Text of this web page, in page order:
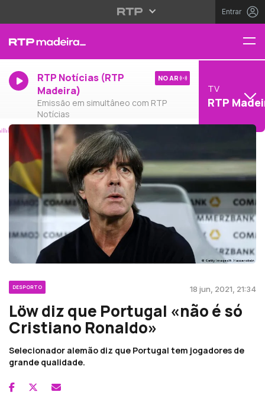
Entrar
RTP Notícias (RTP
Madeira)
Emissão em simultâneo com RTP
Notícias
NO AR
TV
RTP
DESPORTO 18 jun, 2021, 21:34
Löw diz que Portugal «não é só
Cristiano Ronaldo»
Selecionador alemão diz que Portugal tem jogadores de
grande qualidade.